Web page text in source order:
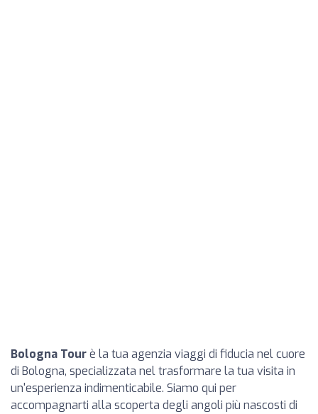
Bologna Tourè la tua agenzia viaggi di fiducia nel cuore
di Bologna, specializzata nel trasformare la tua visita in
un'esperienza indimenticabile. Siamo qui per
accompagnarti alla scoperta degli angoli più nascosti di